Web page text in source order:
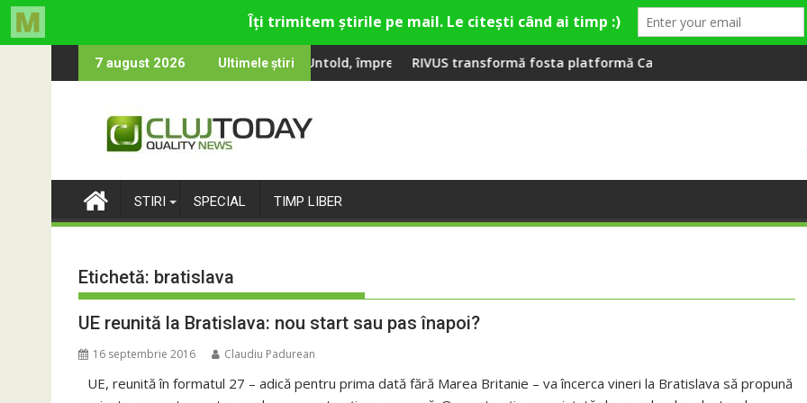
to
7 august 2026 Ultimele știri
și Theo Rose și comercianți români parteneri, în premieră la Fashion Village
de oameni au cântat, la Untold, împreună cu StingRIVUS transformă fosta platformă Carbochim într-un nou centru cultural și de
Când luna devine o întrebare
STIRI SPECIAL TIMP LIBER
Etichetă: bratislava
UE reunită la Bratislava: nou start sau pas înapoi?
16 septembrie 2016 Claudiu Padurean
UE, reunită în formatul 27 – adică pentru prima dată fără Marea Britanie – va încerca vineri la Bratislava să propună